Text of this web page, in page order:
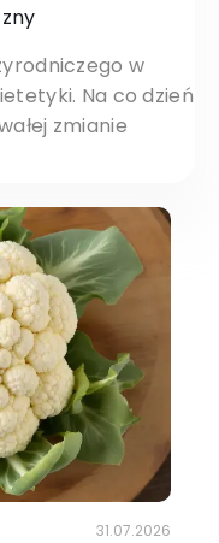
w
Na co dzień
zmianie
31.07.2026